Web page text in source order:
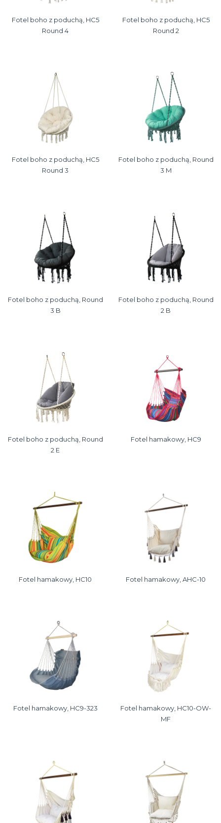
Fotel boho z poduchą, HC5
Round 4
Fotel boho z poduchą, HC5
Round 2
Fotel boho z poduchą, HC5
Round 3
Fotel boho z poduchą, Round
3 M
Fotel boho z poduchą, Round
3 B
Fotel boho z poduchą, Round
2 B
Fotel boho z poduchą, Round
2 E
Fotel hamakowy, HC9
Fotel hamakowy, HC10 Fotel hamakowy, AHC-10
Fotel hamakowy, HC9-323
Fotel hamakowy, HC10-OW-
MF